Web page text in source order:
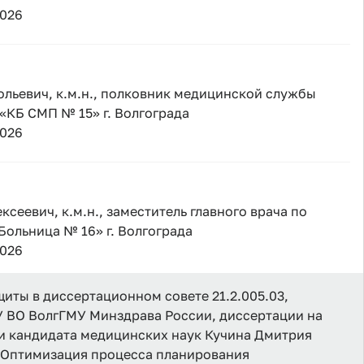
к.м.н., полковник медицинской службы
СМП № 15» г. Волгограда
к.м.н., заместитель главного врача по
№ 16» г. Волгограда
в диссертационном совете 21.2.005.03,
ВолгГМУ Минздрава России, диссертации на
кандидата медицинских наук Кучина Дмитрия
процесса планирования